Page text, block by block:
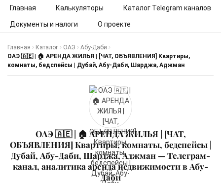
Skip to content
Главная Калькуляторы Каталог Telegram каналов
Документы и налоги О проекте
Главная Каталог ОАЭ
Абу-Даби
ОАЭ 🇦🇪 | 🏠 АРЕНДА ЖИЛЬЯ | [ЧАТ, ОБЪЯВЛЕНИЯ] Квартиры,
комнаты, бедспейсы | Дубай, Абу-Даби, Шарджа, Аджман
ОАЭ 🇦🇪 | 🏠 АРЕНДА ЖИЛЬЯ | [ЧАТ,
ОБЪЯВЛЕНИЯ] Квартиры, комнаты, бедспейсы |
Дубай, Абу-Даби, Шарджа, Аджман — Телеграм-
канал, аналитика аренда недвижимости в Абу-
Даби